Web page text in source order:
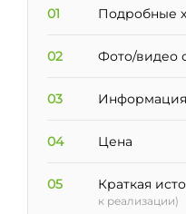
01 Подробные
02 Фото/видео
03
04 Цена
05 Краткая
к реализации)